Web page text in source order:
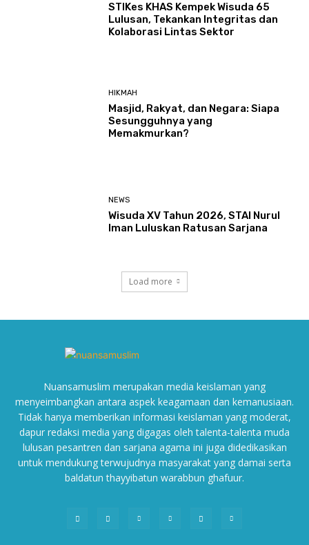
STIKes KHAS Kempek Wisuda 65
Lulusan, Tekankan Integritas dan
Kolaborasi Lintas Sektor
HIKMAH
Masjid, Rakyat, dan Negara: Siapa
Sesungguhnya yang
Memakmurkan?
NEWS
Wisuda XV Tahun 2026, STAI Nurul
Iman Luluskan Ratusan Sarjana
Load more
Nuansamuslim merupakan media keislaman yang
menyeimbangkan antara aspek keagamaan dan kemanusiaan.
Tidak hanya memberikan informasi keislaman yang moderat,
dapur redaksi media yang digagas oleh talenta-talenta muda
lulusan pesantren dan sarjana agama ini juga didedikasikan
untuk mendukung terwujudnya masyarakat yang damai serta
baldatun thayyibatun warabbun ghafuur.